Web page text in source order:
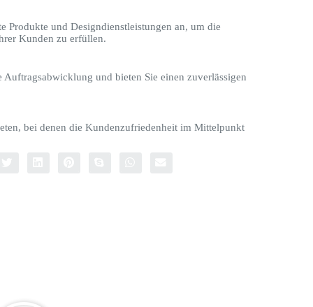
Produkte und Designdienstleistungen an, um die
Kunden zu erfüllen.
Auftragsabwicklung und bieten Sie einen zuverlässigen
bei denen die Kundenzufriedenheit im Mittelpunkt